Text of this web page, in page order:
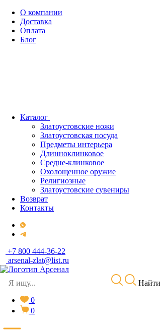
О компании
Доставка
Оплата
Блог
Каталог
Златоустовские ножи
Златоустовская посуда
Предметы интерьера
Длинноклинковое
Средне-клинковое
Охолощенное оружие
Религиозные
Златоустовские сувениры
Возврат
Контакты
+7 800 444-36-22
arsenal-zlat@list.ru
Найти
0
0